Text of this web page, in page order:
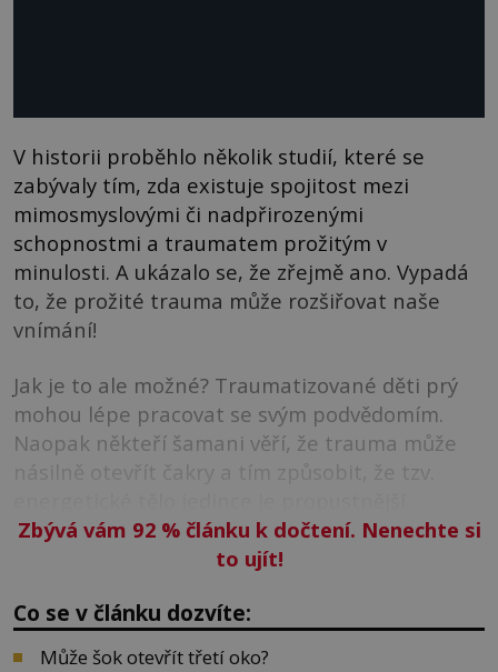
V historii proběhlo několik studií, které se
zabývaly tím, zda existuje spojitost mezi
mimosmyslovými či nadpřirozenými
schopnostmi a traumatem prožitým v
minulosti. A ukázalo se, že zřejmě ano. Vypadá
to, že prožité trauma může rozšiřovat naše
vnímání!
Jak je to ale možné? Traumatizované děti prý
mohou lépe pracovat se svým podvědomím.
Naopak někteří šamani věří, že trauma může
násilně otevřít čakry a tím způsobit, že tzv.
Zbývá vám 92 %článku k dočtení. Nenechte si
to ujít!
Co se v článku dozvíte:
Může šok otevřít třetí oko?